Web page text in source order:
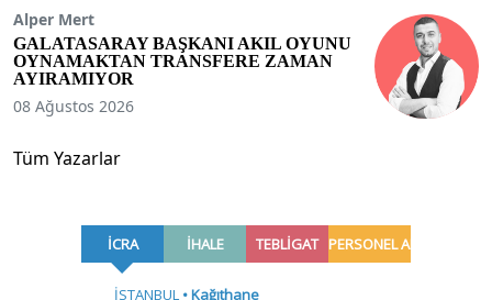
Alper Mert
GALATASARAY BAŞKANI AKIL OYUNU
OYNAMAKTAN TRANSFERE ZAMAN
AYIRAMIYOR
08 Ağustos 2026
Tüm Yazarlar